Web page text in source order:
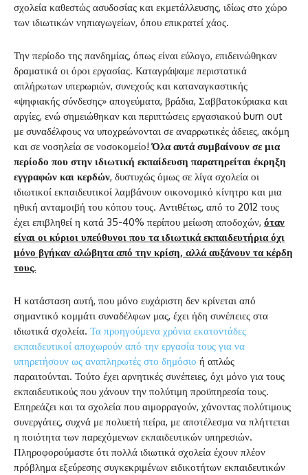
σχολεία καθεστώς ασυδοσίας και εκμετάλλευσης, ιδίως στο χώρο
των ιδιωτικών νηπιαγωγείων, όπου επικρατεί χάος.
Την περίοδο της πανδημίας, όπως είναι εύλογο, επιδεινώθηκαν
δραματικά οι όροι εργασίας. Καταγράψαμε περιστατικά
απλήρωτων υπερωριών, συνεχούς και καταναγκαστικής
«ψηφιακής σύνδεσης» απογεύματα, βράδια, Σαββατοκύριακα και
αργίες, ενώ σημειώθηκαν και περιπτώσεις εργασιακού burn out
με συναδέλφους να υποχρεώνονται σε αναρρωτικές άδειες, ακόμη
και σε νοσηλεία σε νοσοκομείο!Όλα αυτά συμβαίνουν σε μια
περίοδο που στην ιδιωτική εκπαίδευση παρατηρείται έκρηξη
εγγραφών και κερδών, δυστυχώς όμως σε λίγα σχολεία οι
ιδιωτικοί εκπαιδευτικοί λαμβάνουν οικονομικό κίνητρο και μια
ηθική ανταμοιβή του κόπου τους. Αντιθέτως, από το 2012 τους
έχει επιβληθεί η κατά 35-40% περίπου μείωση αποδοχών, όταν
είναι οι κύριοι υπεύθυνοι που τα ιδιωτικά εκπαιδευτήρια όχι
μόνο βγήκαν αλώβητα από την κρίση, αλλά αυξάνουν τα κέρδη
τους.
Η κατάσταση αυτή, που μόνο ευχάριστη δεν κρίνεται από
σημαντικό κομμάτι συναδέλφων μας, έχει ήδη συνέπειες στα
ιδιωτικά σχολεία. Τα προηγούμενα χρόνια εκατοντάδες
εκπαιδευτικοί αποχωρούν από την εργασία τους για να
υπηρετήσουν ως αναπληρωτές στο δημόσιο ή απλώς
παραιτούνται. Τούτο έχει αρνητικές συνέπειες, όχι μόνο για τους
εκπαιδευτικούς που χάνουν την πολύτιμη προϋπηρεσία τους.
Επηρεάζει και τα σχολεία που αιμορραγούν, χάνοντας πολύτιμους
συνεργάτες, συχνά με πολυετή πείρα, με αποτέλεσμα να πλήττεται
η ποιότητα των παρεχόμενων εκπαιδευτικών υπηρεσιών.
Πληροφορούμαστε ότι πολλά ιδιωτικά σχολεία έχουν πλέον
πρόβλημα εξεύρεσης συγκεκριμένων ειδικοτήτων εκπαιδευτικών